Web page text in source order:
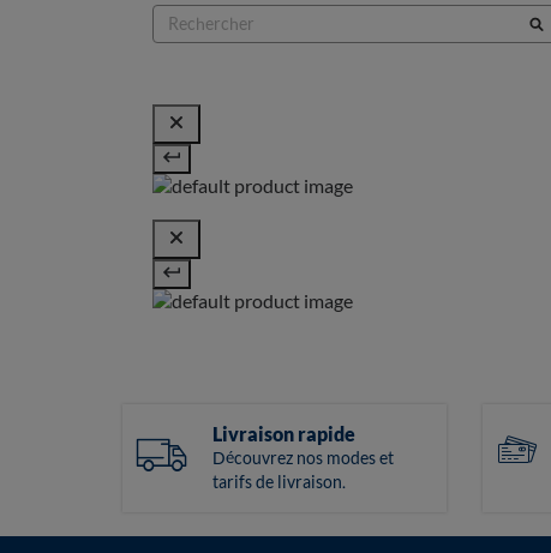
Livraison rapide
Découvrez nos modes et
tarifs de livraison.